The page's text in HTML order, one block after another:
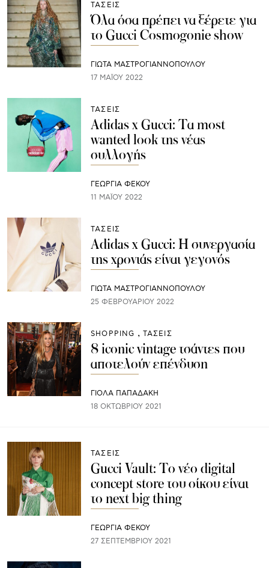
ΤΑΣΕΙΣ
Όλα όσα πρέπει να ξέρετε για
το Gucci Cosmogonie show
ΓΙΩΤΑ ΜΑΣΤΡΟΓΙΑΝΝΟΠΟΥΛΟΥ
17 ΜΑΪ́ΟΥ 2022
ΤΑΣΕΙΣ
Adidas x Gucci: Τα most
wanted look της νέας
συλλογής
ΓΕΩΡΓΙΑ ΦΕΚΟΥ
11 ΜΑΪ́ΟΥ 2022
ΤΑΣΕΙΣ
Adidas x Gucci: Η συνεργασία
της χρονιάς είναι γεγονός
ΓΙΩΤΑ ΜΑΣΤΡΟΓΙΑΝΝΟΠΟΥΛΟΥ
25 ΦΕΒΡΟΥΑΡΊΟΥ 2022
SHOPPING ΤΑΣΕΙΣ
8 iconic vintage τσάντες που
αποτελούν επένδυση
ΓΙΌΛΑ ΠΑΠΑΔΆΚΗ
18 ΟΚΤΩΒΡΊΟΥ 2021
ΤΑΣΕΙΣ
Gucci Vault: Το νέο digital
concept store του οίκου είναι
το next big thing
ΓΕΩΡΓΙΑ ΦΕΚΟΥ
27 ΣΕΠΤΕΜΒΡΊΟΥ 2021